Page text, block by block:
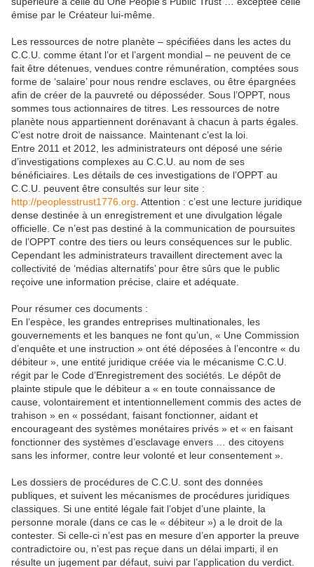
émise par le Créateur lui-même.
Les ressources de notre planète – spécifiées dans les actes du
C.C.U. comme étant l’or et l’argent mondial – ne peuvent de ce
fait être détenues, vendues contre rémunération, comptées sous
forme de ‘salaire’ pour nous rendre esclaves, ou être épargnées
afin de créer de la pauvreté ou déposséder. Sous l’OPPT, nous
sommes tous actionnaires de titres. Les ressources de notre
planète nous appartiennent dorénavant à chacun à parts égales.
C’est notre droit de naissance. Maintenant c’est la loi.
Entre 2011 et 2012, les administrateurs ont déposé une série
d’investigations complexes au C.C.U. au nom de ses
bénéficiaires. Les détails de ces investigations de l’OPPT au
C.C.U. peuvent être consultés sur leur site :
http://peoplesstrust1776.org. Attention : c’est une lecture juridique
dense destinée à un enregistrement et une divulgation légale
officielle. Ce n’est pas destiné à la communication de poursuites
de l’OPPT contre des tiers ou leurs conséquences sur le public.
Cependant les administrateurs travaillent directement avec la
collectivité de ‘médias alternatifs’ pour être sûrs que le public
reçoive une information précise, claire et adéquate.
Pour résumer ces documents :
En l’espèce, les grandes entreprises multinationales, les
gouvernements et les banques ne font qu’un, « Une Commission
d’enquête et une instruction » ont été déposées à l’encontre « du
débiteur », une entité juridique créée via le mécanisme C.C.U.
régit par le Code d’Enregistrement des sociétés. Le dépôt de
plainte stipule que le débiteur a « en toute connaissance de
cause, volontairement et intentionnellement commis des actes de
trahison » en « possédant, faisant fonctionner, aidant et
encourageant des systèmes monétaires privés » et « en faisant
fonctionner des systèmes d’esclavage envers … des citoyens
sans les informer, contre leur volonté et leur consentement ».
Les dossiers de procédures de C.C.U. sont des données
publiques, et suivent les mécanismes de procédures juridiques
classiques. Si une entité légale fait l’objet d’une plainte, la
personne morale (dans ce cas le « débiteur ») a le droit de la
contester. Si celle-ci n’est pas en mesure d’en apporter la preuve
contradictoire ou, n’est pas reçue dans un délai imparti, il en
résulte un jugement par défaut, suivi par l’application du verdict.